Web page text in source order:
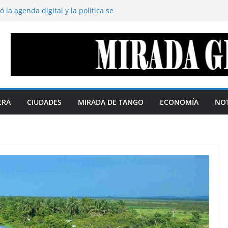
de repúblicas
abajo y se acumula arriba. Por:
territorio define el margen de soberanía
Por Gustavo Cano
CIUDADES MIRADA DE TANGO ECONOMÍA